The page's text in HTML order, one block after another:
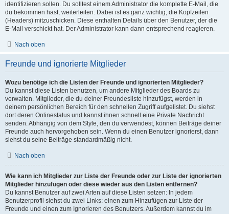
identifizieren sollen. Du solltest einem Administrator die komplette E-Mail, die
du bekommen hast, weiterleiten. Dabei ist es ganz wichtig, die Kopfzeilen
(Headers) mitzuschicken. Diese enthalten Details über den Benutzer, der die
E-Mail verschickt hat. Der Administrator kann dann entsprechend reagieren.
Nach oben
Freunde und ignorierte Mitglieder
Wozu benötige ich die Listen der Freunde und ignorierten Mitglieder?
Du kannst diese Listen benutzen, um andere Mitglieder des Boards zu
verwalten. Mitglieder, die du deiner Freundesliste hinzufügst, werden in
deinem persönlichen Bereich für den schnellen Zugriff aufgelistet. Du siehst
dort deren Onlinestatus und kannst ihnen schnell eine Private Nachricht
senden. Abhängig von dem Style, den du verwendest, können Beiträge deiner
Freunde auch hervorgehoben sein. Wenn du einen Benutzer ignorierst, dann
siehst du seine Beiträge standardmäßig nicht.
Nach oben
Wie kann ich Mitglieder zur Liste der Freunde oder zur Liste der ignorierten
Mitglieder hinzufügen oder diese wieder aus den Listen entfernen?
Du kannst Benutzer auf zwei Arten auf diese Listen setzen: In jedem
Benutzerprofil siehst du zwei Links: einen zum Hinzufügen zur Liste der
Freunde und einen zum Ignorieren des Benutzers. Außerdem kannst du im